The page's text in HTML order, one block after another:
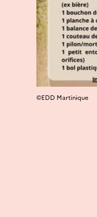
©EDD Martinique